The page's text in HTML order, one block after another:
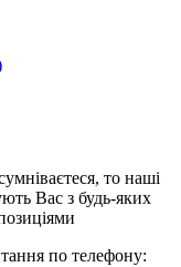
то наші
Вас з будь-яких
по телефону: